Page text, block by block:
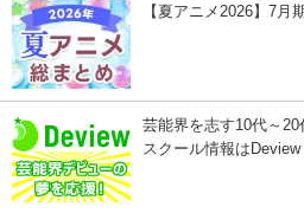
【夏アニメ2026】7月
芸能界を志す10代～20
スクール情報はDeview